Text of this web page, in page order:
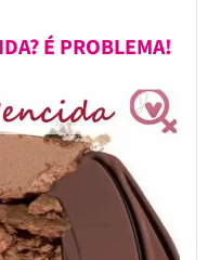
É PROBLEMA!